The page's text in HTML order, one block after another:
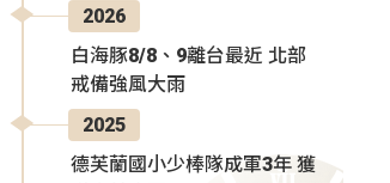
2026
白海豚8/8、9離台最近 北部
戒備強風大雨
2025
德芙蘭國小少棒隊成軍3年 獲